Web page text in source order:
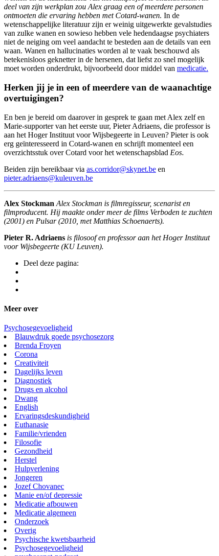
deel van zijn werkplan zou Alex graag een of meerdere personen
ontmoeten die ervaring hebben met Cotard-wanen. In de
wetenschappelijke literatuur zijn er weinig uitgewerkte gevalstudies
van zulke wanen en sowieso hebben vele hedendaagse psychiaters
niet de neiging om veel aandacht te besteden aan de details van een
waan. Wanen en hallucinaties worden al te vaak beschouwd als
betekenisloos geknetter in de hersenen, dat liefst zo snel mogelijk
moet worden onderdrukt, bijvoorbeeld door middel van medicatie.
Herken jij je in een of meerdere van de waanachtige
overtuigingen?
En ben je bereid om daarover in gesprek te gaan met Alex zelf en
Marie-supporter van het eerste uur, Pieter Adriaens, die professor is
aan het Hoger Instituut voor Wijsbegeerte in Leuven? Pieter is ook
erg geïnteresseerd in Cotard-wanen en schrijft momenteel een
overzichtsstuk over Cotard voor het wetenschapsblad Eos.
Beiden zijn bereikbaar via as.corridor@skynet.be en
pieter.adriaens@kuleuven.be
Alex Stockman Alex Stockman is filmregisseur, scenarist en
filmproducent. Hij maakte onder meer de films Verboden te zuchten
(2001) en Pulsar (2010, met Matthias Schoenaerts).
Pieter R. Adriaens is filosoof en professor aan het Hoger Instituut
voor Wijsbegeerte (KU Leuven).
Deel deze pagina:
Meer over
Psychosegevoeligheid
Blauwdruk goede psychosezorg
Brenda Froyen
Corona
Creativiteit
Dagelijks leven
Diagnostiek
Drugs en alcohol
Dwang
English
Ervaringsdeskundigheid
Euthanasie
Familie/vrienden
Filosofie
Gezondheid
Herstel
Hulpverlening
Jongeren
Jozef Chovanec
Manie en/of depressie
Medicatie afbouwen
Medicatie algemeen
Onderzoek
Overig
Psychische kwetsbaarheid
Psychosegevoeligheid